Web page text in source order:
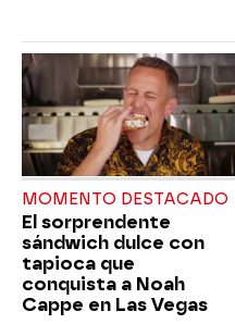
MOMENTO DESTACADO
El sorprendente
sándwich dulce con
tapioca que
conquista a Noah
Cappe en Las Vegas